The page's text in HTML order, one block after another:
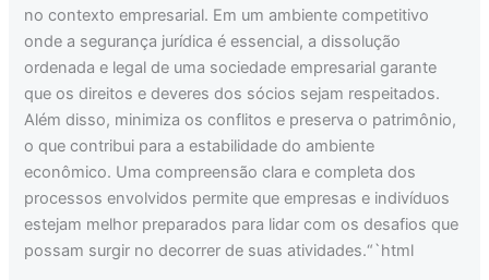
no contexto empresarial. Em um ambiente competitivo
onde a segurança jurídica é essencial, a dissolução
ordenada e legal de uma sociedade empresarial garante
que os direitos e deveres dos sócios sejam respeitados.
Além disso, minimiza os conflitos e preserva o patrimônio,
o que contribui para a estabilidade do ambiente
econômico. Uma compreensão clara e completa dos
processos envolvidos permite que empresas e indivíduos
estejam melhor preparados para lidar com os desafios que
possam surgir no decorrer de suas atividades.“`html